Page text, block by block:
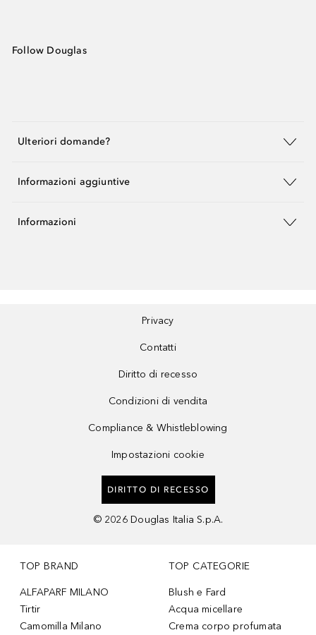
Follow Douglas
Ulteriori domande?
Informazioni aggiuntive
Informazioni
Privacy
Contatti
Diritto di recesso
Condizioni di vendita
Compliance & Whistleblowing
Impostazioni cookie
DIRITTO DI RECESSO
© 2026 Douglas Italia S.p.A.
TOP BRAND
ALFAPARF MILANO
Tirtir
Camomilla Milano
TOP CATEGORIE
Blush e Fard
Acqua micellare
Crema corpo profumata